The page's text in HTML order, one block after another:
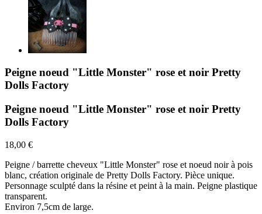
Peigne noeud "Little Monster" rose et noir Pretty
Dolls Factory
Peigne noeud "Little Monster" rose et noir Pretty
Dolls Factory
18,00 €
Peigne / barrette cheveux "Little Monster" rose et noeud noir à pois
blanc, création originale de Pretty Dolls Factory. Pièce unique.
Personnage sculpté dans la résine et peint à la main. Peigne plastique
transparent.
Environ 7,5cm de large.